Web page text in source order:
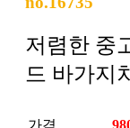
저렴한 중
드 바가지
가격